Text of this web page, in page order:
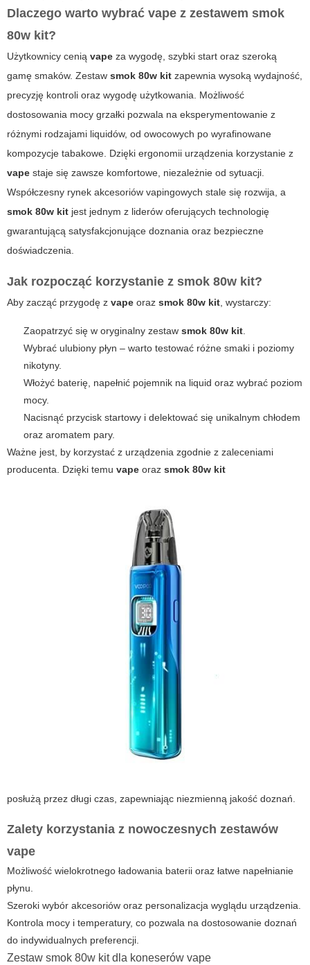
Dlaczego warto wybrać vape z zestawem smok
80w kit?
Użytkownicy cenią vape za wygodę, szybki start oraz szeroką
gamę smaków. Zestaw smok 80w kit zapewnia wysoką wydajność,
precyzję kontroli oraz wygodę użytkowania. Możliwość
dostosowania mocy grzałki pozwala na eksperymentowanie z
różnymi rodzajami liquidów, od owocowych po wyrafinowane
kompozycje tabakowe. Dzięki ergonomii urządzenia korzystanie z
vape staje się zawsze komfortowe, niezależnie od sytuacji.
Współczesny rynek akcesoriów vapingowych stale się rozwija, a
smok 80w kit jest jednym z liderów oferujących technologię
gwarantującą satysfakcjonujące doznania oraz bezpieczne
doświadczenia.
Jak rozpocząć korzystanie z smok 80w kit?
Aby zacząć przygodę z vape oraz smok 80w kit, wystarczy:
Zaopatrzyć się w oryginalny zestaw smok 80w kit.
Wybrać ulubiony płyn – warto testować różne smaki i poziomy
nikotyny.
Włożyć baterię, napełnić pojemnik na liquid oraz wybrać poziom
mocy.
Nacisnąć przycisk startowy i delektować się unikalnym chłodem
oraz aromatem pary.
Ważne jest, by korzystać z urządzenia zgodnie z zaleceniami
producenta. Dzięki temu vape oraz smok 80w kit
posłużą przez długi czas, zapewniając niezmienną jakość doznań.
Zalety korzystania z nowoczesnych zestawów
vape
Możliwość wielokrotnego ładowania baterii oraz łatwe napełnianie
płynu.
Szeroki wybór akcesoriów oraz personalizacja wyglądu urządzenia.
Kontrola mocy i temperatury, co pozwala na dostosowanie doznań
do indywidualnych preferencji.
Zestaw smok 80w kit dla koneserów vape